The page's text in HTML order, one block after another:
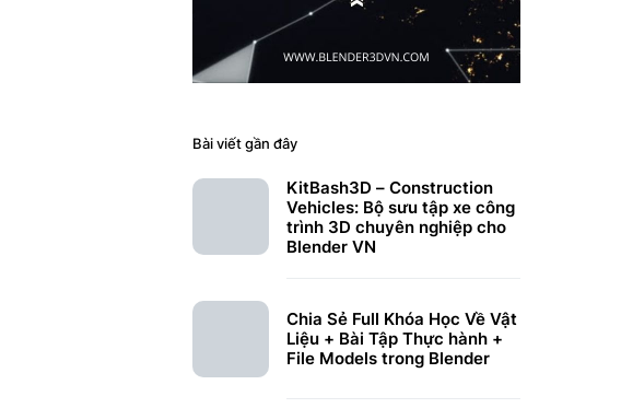
Bài viết gần đây
KitBash3D – Construction
Vehicles: Bộ sưu tập xe công
trình 3D chuyên nghiệp cho
Blender VN
Chia Sẻ Full Khóa Học Về Vật
Liệu + Bài Tập Thực hành +
File Models trong Blender